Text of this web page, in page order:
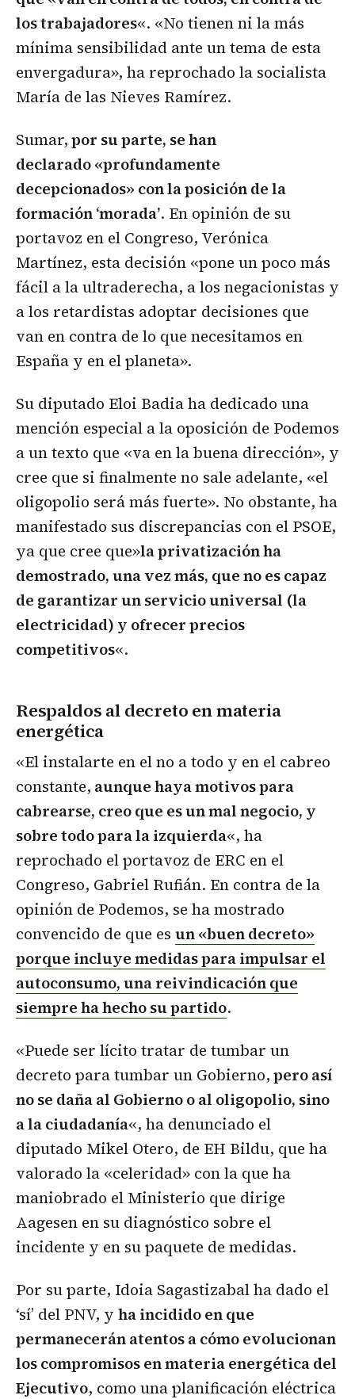
los trabajadores«. «No tienen ni la más
mínima sensibilidad ante un tema de esta
envergadura», ha reprochado la socialista
María de las Nieves Ramírez.
Sumar,por su parte, se han
declarado «profundamente
decepcionados» con la posición de la
formación ‘morada’. En opinión de su
portavoz en el Congreso, Verónica
Martínez, esta decisión «pone un poco más
fácil a la ultraderecha, a los negacionistas y
a los retardistas adoptar decisiones que
van en contra de lo que necesitamos en
España y en el planeta».
Su diputado Eloi Badia ha dedicado una
mención especial a la oposición de Podemos
a un texto que «va en la buena dirección», y
cree que si finalmente no sale adelante, «el
oligopolio será más fuerte». No obstante, ha
manifestado sus discrepancias con el PSOE,
ya que cree que»la privatización ha
demostrado, una vez más, que no es capaz
de garantizar un servicio universal (la
electricidad) y ofrecer precios
competitivos«.
Respaldos al decreto en materia
energética
«El instalarte en el no a todo y en el cabreo
constante, aunque haya motivos para
cabrearse, creo que es un mal negocio, y
sobre todo para la izquierda«, ha
reprochado el portavoz de ERC en el
Congreso, Gabriel Rufián. En contra de la
opinión de Podemos, se ha mostrado
convencido de que es un «buen decreto»
porque incluye medidas para impulsar el
autoconsumo, una reivindicación que
siempre ha hecho su partido.
«Puede ser lícito tratar de tumbar un
decreto para tumbar un Gobierno,pero así
no se daña al Gobierno o al oligopolio, sino
a la ciudadanía«, ha denunciado el
diputado Mikel Otero, de EH Bildu, que ha
valorado la «celeridad» con la que ha
maniobrado el Ministerio que dirige
Aagesen en su diagnóstico sobre el
incidente y en su paquete de medidas.
Por su parte, Idoia Sagastizabal ha dado el
‘sí’ del PNV, y ha incidido en que
permanecerán atentos a cómo evolucionan
los compromisos en materia energética del
Ejecutivo, como una planificación eléctrica